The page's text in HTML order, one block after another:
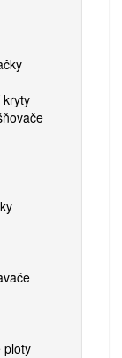
kryty
ploty